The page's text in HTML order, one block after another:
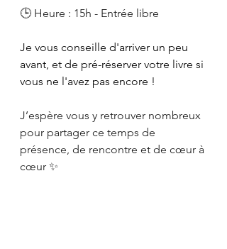
🕒 Heure : 15h - Entrée libre
Je vous conseille d'arriver un peu
avant, et de pré-réserver votre livre si
vous ne l'avez pas encore !
J’espère vous y retrouver nombreux
pour partager ce temps de
présence, de rencontre et de cœur à
cœur ✨